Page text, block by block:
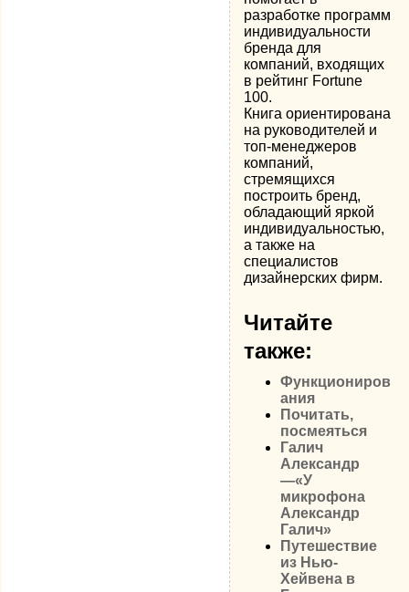
разработке программ
индивидуальности
бренда для
компаний, входящих
в рейтинг Fortune
100.
Книга ориентирована
на руководителей и
топ-менеджеров
компаний,
стремящихся
построить бренд,
обладающий яркой
индивидуальностью,
а также на
специалистов
дизайнерских фирм.
Читайте
также:
Функциониров
ания
Почитать,
посмеяться
Галич
Александр
—«У
микрофона
Александр
Галич»
Путешествие
из Нью-
Хейвена в